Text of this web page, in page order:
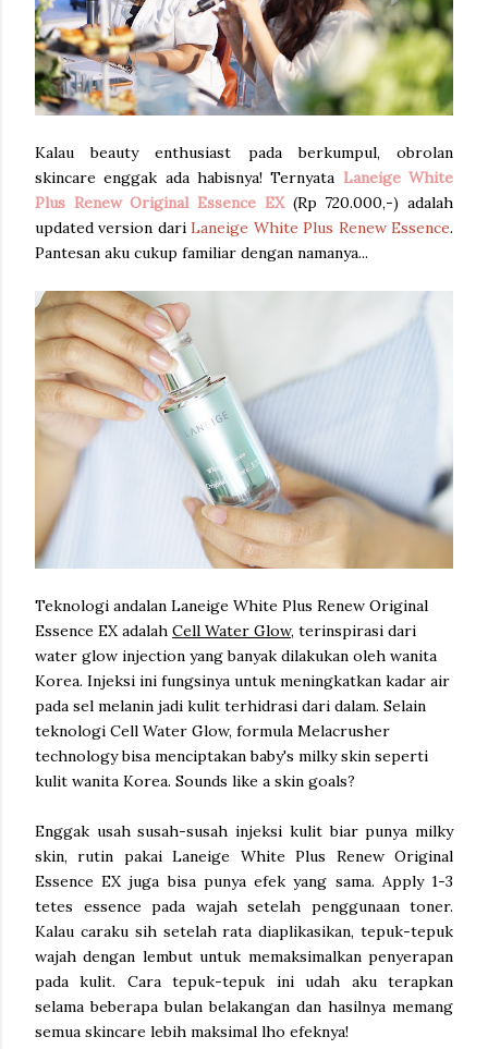
Kalau beauty enthusiast pada berkumpul, obrolan
skincare enggak ada habisnya! Ternyata Laneige White
Plus Renew Original Essence EX (Rp 720.000,-) adalah
updated version dariLaneige White Plus Renew Essence.
Pantesan aku cukup familiar dengan namanya...
Teknologi andalan Laneige White Plus Renew Original
Essence EX adalah Cell Water Glow, terinspirasi dari
water glow injection yang banyak dilakukan oleh wanita
Korea. Injeksi ini fungsinya untuk meningkatkan kadar air
pada sel melanin jadi kulit terhidrasi dari dalam. Selain
teknologi Cell Water Glow, formula Melacrusher
technology bisa menciptakan baby's milky skin seperti
kulit wanita Korea. Sounds like a skin goals?
Enggak usah susah-susah injeksi kulit biar punya milky
skin, rutin pakai Laneige White Plus Renew Original
Essence EX juga bisa punya efek yang sama. Apply 1-3
tetes essence pada wajah setelah penggunaan toner.
Kalau caraku sih setelah rata diaplikasikan, tepuk-tepuk
wajah dengan lembut untuk memaksimalkan penyerapan
pada kulit. Cara tepuk-tepuk ini udah aku terapkan
selama beberapa bulan belakangan dan hasilnya memang
semua skincare lebih maksimal lho efeknya!